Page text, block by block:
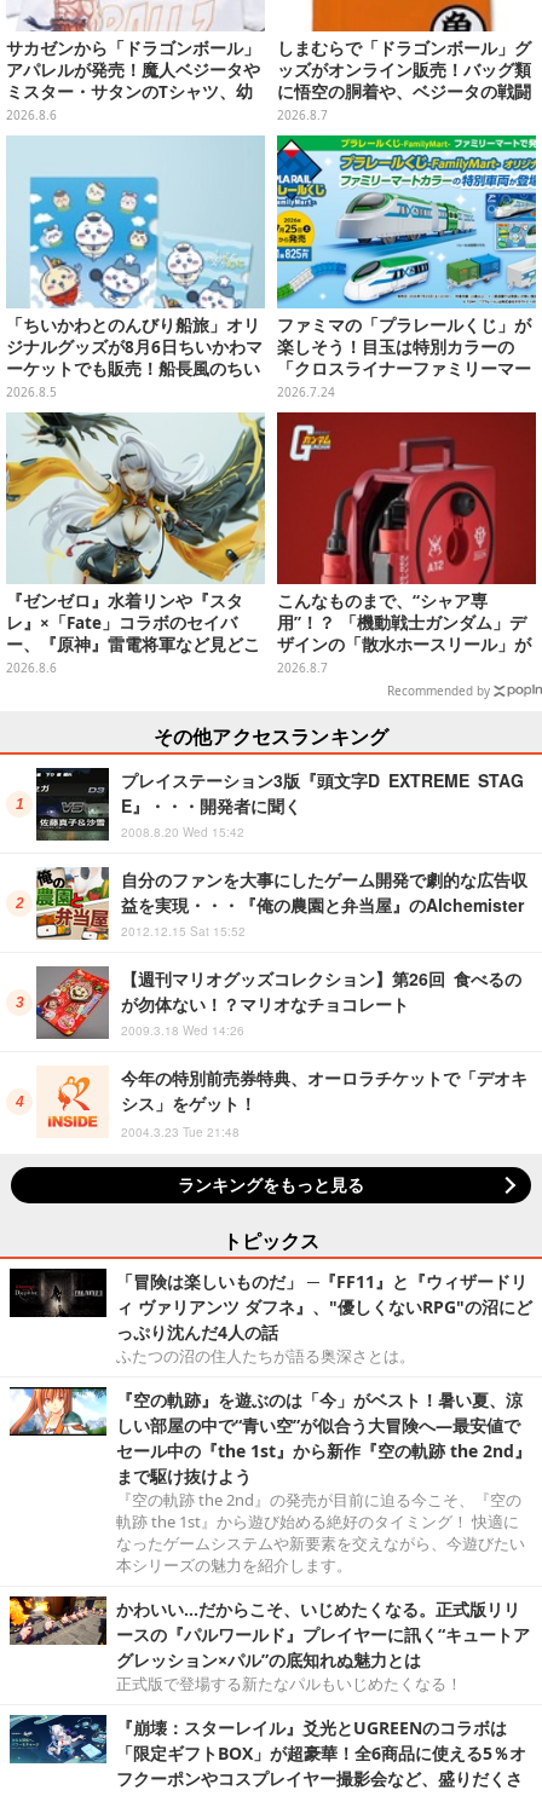
サカゼンから「ドラゴンボール」
アパレルが発売！魔人ベジータや
ミスター・サタンのTシャツ、幼
少期悟空のパーカーなど幅広いデ
ザイン
2026.8.6
しまむらで「ドラゴンボール」グ
ッズがオンライン販売！バッグ類
に悟空の胴着や、ベジータの戦闘
服を大胆デザイン
2026.8.7
「ちいかわとのんびり船旅」オリ
ジナルグッズが8月6日ちいかわマ
ーケットでも販売！船長風のちい
かわやセイレーンたちをデザイン
した4商品
2026.8.5
ファミマの「プラレールくじ」が
楽しそう！目玉は特別カラーの
「クロスライナーファミリーマー
ト号」、その他ライナップも注目
2026.7.24
『ゼンゼロ』水着リンや『スタ
レ』×「Fate」コラボのセイバ
ー、『原神』雷電将軍など見どこ
ろ満載！「ワンフェス」に出展の
2026.8.6
こんなものまで、“シャア専
用”！？ 「機動戦士ガンダム」デ
ザインの「散水ホースリール」が
予約開始ーあえて存在感を放つ赤
2026.8.7
Recommended by
その他アクセスランキング
プレイステーション3版『頭文字D EXTREME STAG
E』・・・開発者に聞く
2008.8.20 Wed 15:42
自分のファンを大事にしたゲーム開発で劇的な広告収
益を実現・・・『俺の農園と弁当屋』のAlchemister
2012.12.15 Sat 15:52
【週刊マリオグッズコレクション】第26回 食べるの
が勿体ない！？マリオなチョコレート
2009.3.18 Wed 14:26
今年の特別前売券特典、オーロラチケットで「デオキ
シス」をゲット！
2004.3.23 Tue 21:48
ランキングをもっと見る
トピックス
「冒険は楽しいものだ」 ─『FF11』と『ウィザードリ
ィ ヴァリアンツ ダフネ』、"優しくないRPG"の沼にど
っぷり沈んだ4人の話
ふたつの沼の住人たちが語る奥深さとは。
『空の軌跡』を遊ぶのは「今」がベスト！暑い夏、涼
しい部屋の中で“青い空”が似合う大冒険へ―最安値で
セール中の『the 1st』から新作『空の軌跡 the 2nd』
まで駆け抜けよう
『空の軌跡 the 2nd』の発売が目前に迫る今こそ、『空の
軌跡 the 1st』から遊び始める絶好のタイミング！ 快適に
なったゲームシステムや新要素を交えながら、今遊びたい
本シリーズの魅力を紹介します。
かわいい…だからこそ、いじめたくなる。正式版リリ
ースの『パルワールド』プレイヤーに訊く“キュートア
グレッション×パル”の底知れぬ魅力とは
正式版で登場する新たなパルもいじめたくなる！
『崩壊：スターレイル』爻光とUGREENのコラボは
「限定ギフトBOX」が超豪華！全6商品に使える5％オ
フクーポンやコスプレイヤー撮影会など、盛りだくさ